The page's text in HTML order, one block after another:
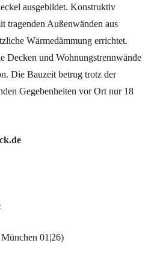
ausgebildet. Konstruktiv
tragenden Außenwänden aus
Wärmedämmung errichtet.
Decken und Wohnungstrennwände
Die Bauzeit betrug trotz der
Gegebenheiten vor Ort nur 18
01|26)